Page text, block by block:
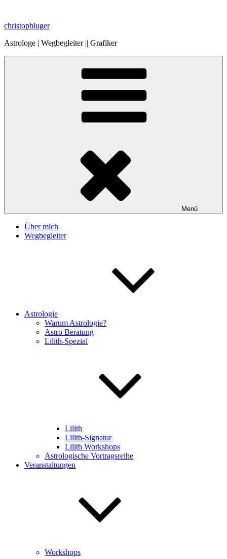
springen
christophluger
Astrologe | Wegbegleiter || Grafiker
Menü
Über mich
Wegbegleiter
Astrologie
Warum Astrologie?
Astro Beratung
Lilith-Spezial
Lilith
Lilith-Signatur
Lilith Workshops
Astrologische Vortragsreihe
Veranstaltungen
Workshops